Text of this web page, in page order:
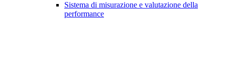
Sistema di misurazione e valutazione della
performance